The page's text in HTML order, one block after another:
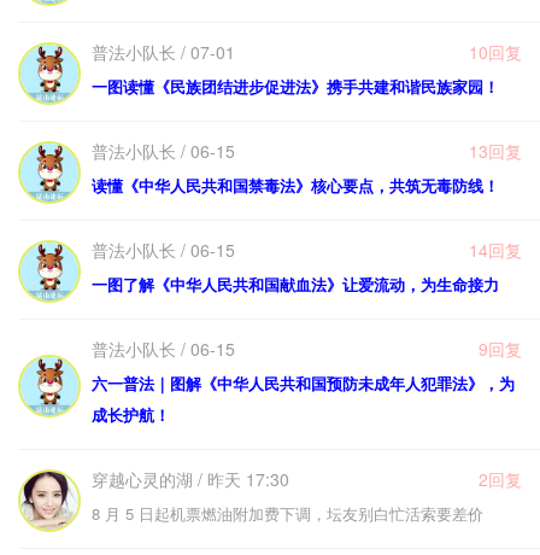
普法小队长 / 07-01 10回复
一图读懂《民族团结进步促进法》携手共建和谐民族家园！
普法小队长 / 06-15 13回复
读懂《中华人民共和国禁毒法》核心要点，共筑无毒防线！
普法小队长 / 06-15 14回复
一图了解《中华人民共和国献血法》让爱流动，为生命接力
普法小队长 / 06-15 9回复
六一普法｜图解《中华人民共和国预防未成年人犯罪法》，为
成长护航！
穿越心灵的湖 / 昨天 17:30 2回复
8 月 5 日起机票燃油附加费下调，坛友别白忙活索要差价